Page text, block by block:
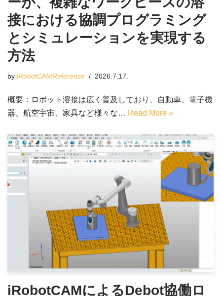
接における協調プログラミング
とシミュレーションを実現する
方法
by iRobotCAMReference 2026.7.17.
概要：ロボット溶接は広く普及しており、自動車、電子機
器、航空宇宙、家具など様々な… Read More »
iRobotCAMによるDebot協働ロ